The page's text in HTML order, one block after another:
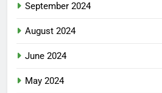
September 2024
August 2024
June 2024
May 2024